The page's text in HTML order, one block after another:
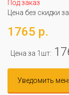
Под заказ
Цена без скидки
1765 р.
Цена за 1шт:
Уведомить